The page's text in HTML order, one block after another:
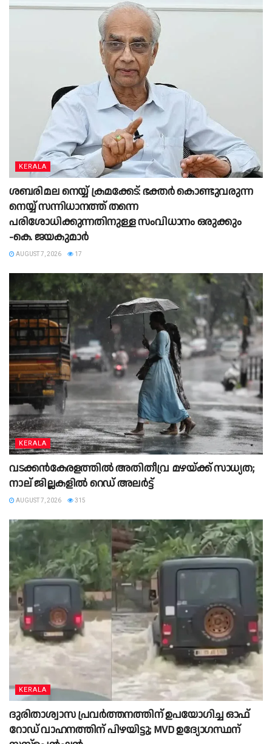
KERALA
ശബരിമല നെയ്യ് ക്രമക്കേട്: ഭക്തർ കൊണ്ടുവരുന്ന
നെയ്യ് സന്നിധാനത്ത് തന്നെ
പരിശോധിക്കുന്നതിനുള്ള സംവിധാനം ഒരുക്കും
-കെ. ജയകുമാർ
AUGUST 7, 2026 17
KERALA
വടക്കൻകേരളത്തിൽ അതിതീവ്ര മഴയ്ക്ക് സാധ്യത;
നാല് ജില്ലകളിൽ റെഡ് അലർട്ട്
AUGUST 7, 2026 315
KERALA
ദുരിതാശ്വാസ പ്രവർത്തനത്തിന് ഉപയോഗിച്ച ഓഫ്
റോഡ് വാഹനത്തിന് പിഴയിട്ടു; MVD ഉദ്യോഗസ്ഥന്